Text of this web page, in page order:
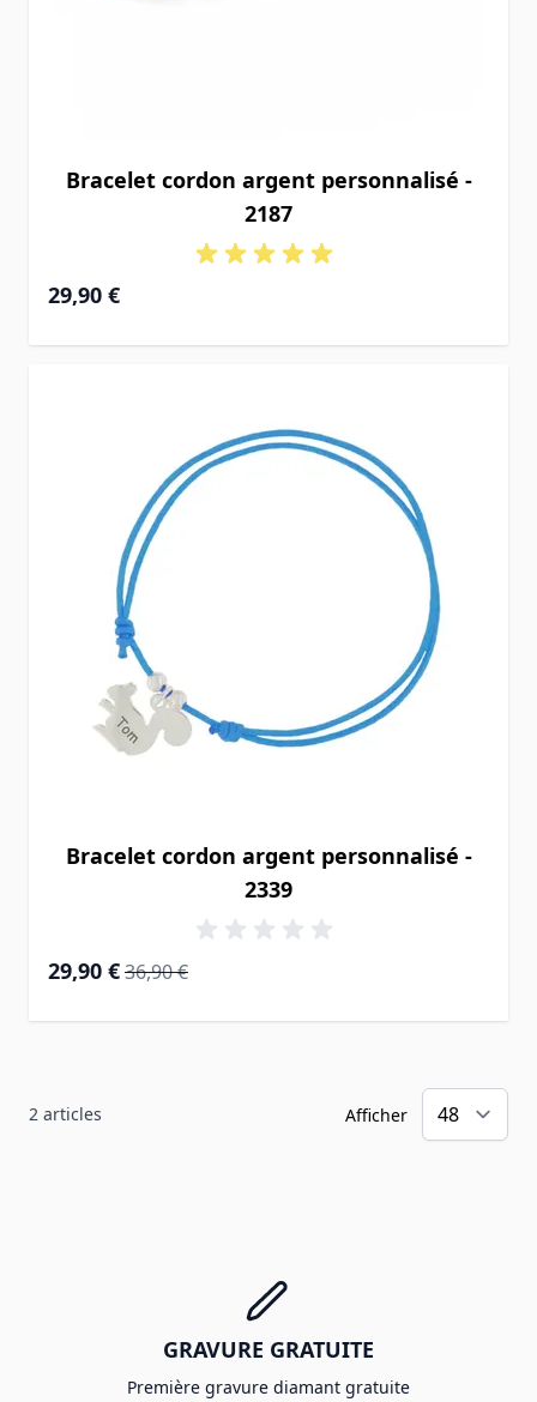
Bracelet cordon argent personnalisé -
2187
29,90 €
Bracelet cordon argent personnalisé -
2339
Prix Spécial
29,90 € Prix normal
36,90 €
2 articles Afficher
GRAVURE GRATUITE
Première gravure diamant gratuite